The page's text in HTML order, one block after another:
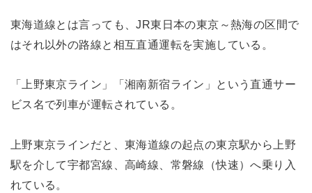
東海道線とは言っても、JR東日本の東京～熱海の区間で
はそれ以外の路線と相互直通運転を実施している。
「上野東京ライン」「湘南新宿ライン」という直通サー
ビス名で列車が運転されている。
上野東京ラインだと、東海道線の起点の東京駅から上野
駅を介して宇都宮線、高崎線、常磐線（快速）へ乗り入
れている。